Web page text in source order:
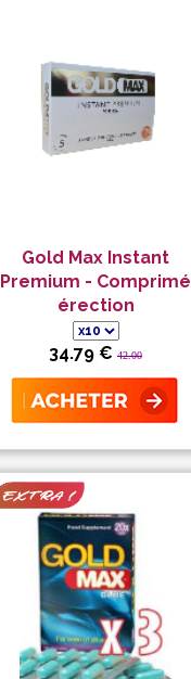
Gold Max Instant
Premium - Comprimé
érection
34.79 € 42.00